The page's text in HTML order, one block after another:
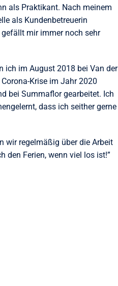
als Praktikant. Nach meinem
als Kundenbetreuerin
mir immer noch sehr
ich im August 2018 bei Van der
Krise im Jahr 2020
bei Summaflor gearbeitet. Ich
dass ich seither gerne
wir regelmäßig über die Arbeit
den Ferien, wenn viel los ist!”